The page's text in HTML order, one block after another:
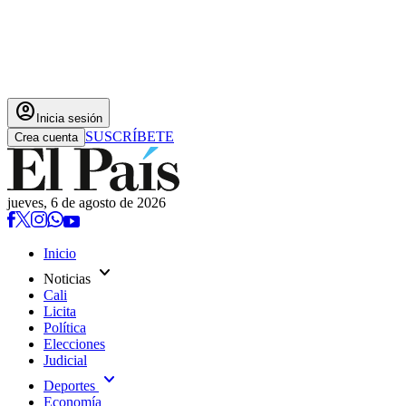
account_circle Inicia sesión
Crea cuenta SUSCRÍBETE
jueves, 6 de agosto de 2026
Inicio
Noticias expand_more
Cali
Licita
Política
Elecciones
Judicial
Deportes expand_more
Economía